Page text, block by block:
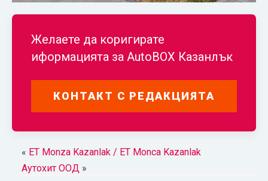
Желаете да коригирате
иформацията за AutoBOX Казанлък
КОНТАКТ С РЕДАКЦИЯТА
« ET Monza Kazanlak / ET Monca Kazanlak
Аутохит ООД»